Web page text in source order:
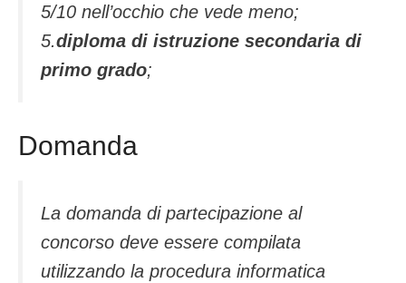
5/10 nell’occhio che vede meno;
5.diploma di istruzione secondaria di
primo grado;
Domanda
La domanda di partecipazione al
concorso deve essere compilata
utilizzando la procedura informatica